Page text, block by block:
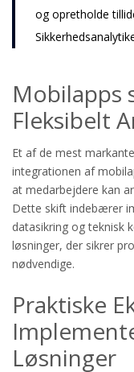
og opretholde
Mobilapps
Fleksibelt
Et af de mest
integrationen af
at medarbejdere kan
Dette skift indebærer
datasikring og teknisk
løsninger, der sikrer
nødvendige.
Praktiske
Løsninger